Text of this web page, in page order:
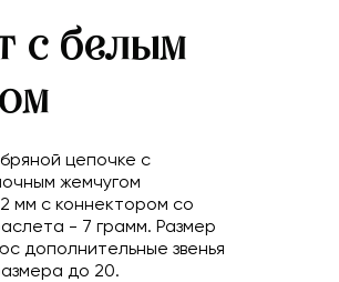
с белым
цепочке с
жемчугом
мм с коннектором со
- 7 грамм. Размер
дополнительные звенья
до 20.